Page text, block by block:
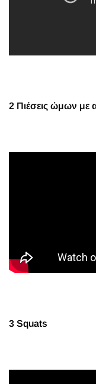
2 Πιέσεις ώμων με
3 Squats